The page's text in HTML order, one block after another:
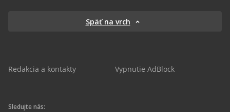
Späť na vrch
Redakcia a kontakty Vypnutie AdBlock
Sledujte nás: